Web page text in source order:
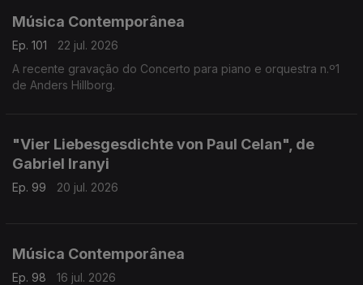
Música Contemporânea
Ep. 101
22 jul. 2026
A recente gravação do Concerto para piano e orquestra n.º1
de Anders Hillborg.
"Vier Liebesgesdichte von Paul Celan", de
Gabriel Iranyi
Ep. 99 20 jul. 2026
Música Contemporânea
Ep. 98
16 jul. 2026